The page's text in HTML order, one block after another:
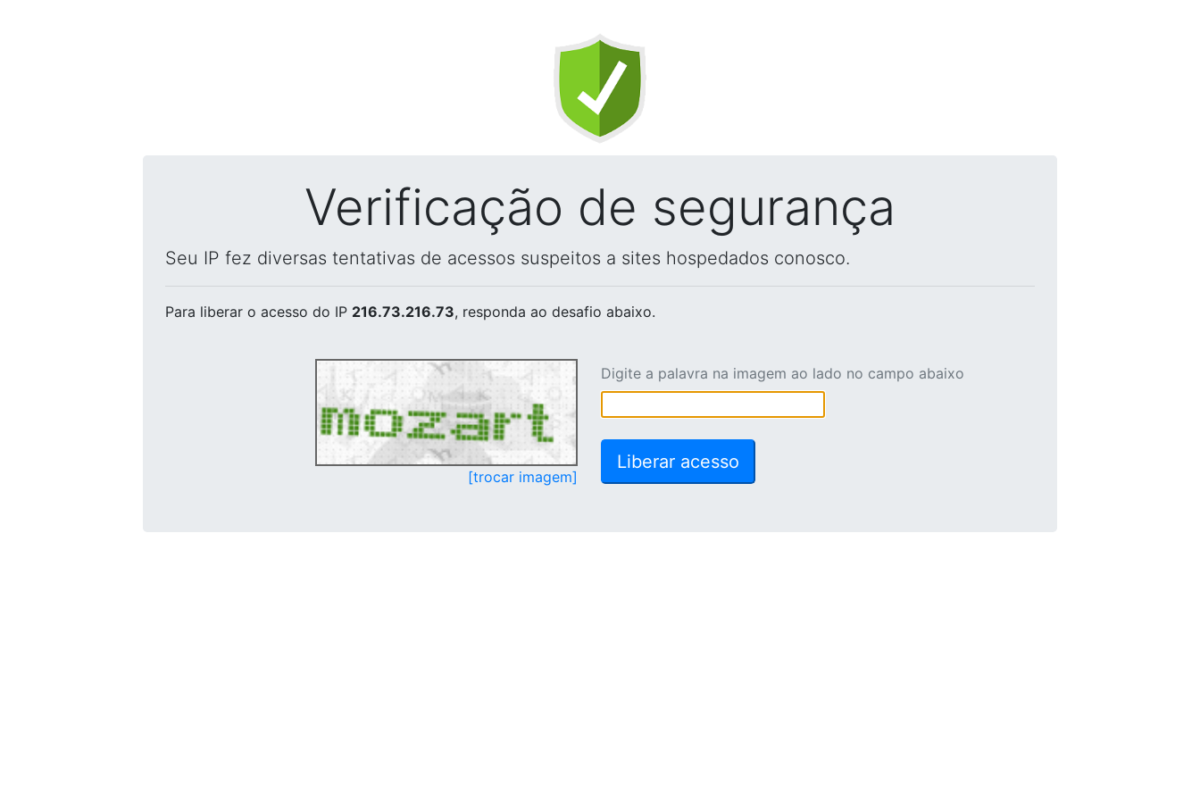
Verificação de segurança
Seu IP fez diversas tentativas de acessos suspeitos a sites hospedados conosco.
Para liberar o acesso do IP 216.73.216.73, responda ao desafio abaixo.
[trocar imagem]
Digite a palavra na imagem ao lado no campo abaixo